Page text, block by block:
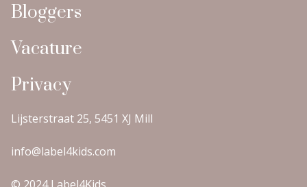
Bloggers
Vacature
Privacy
Lijsterstraat 25, 5451 XJ Mill
info@label4kids.com
© 2024 Label4Kids